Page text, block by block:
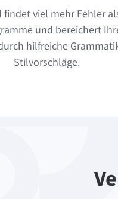
findet viel mehr Fehler
und bereichert
hilfreiche
Stilvorschläge.